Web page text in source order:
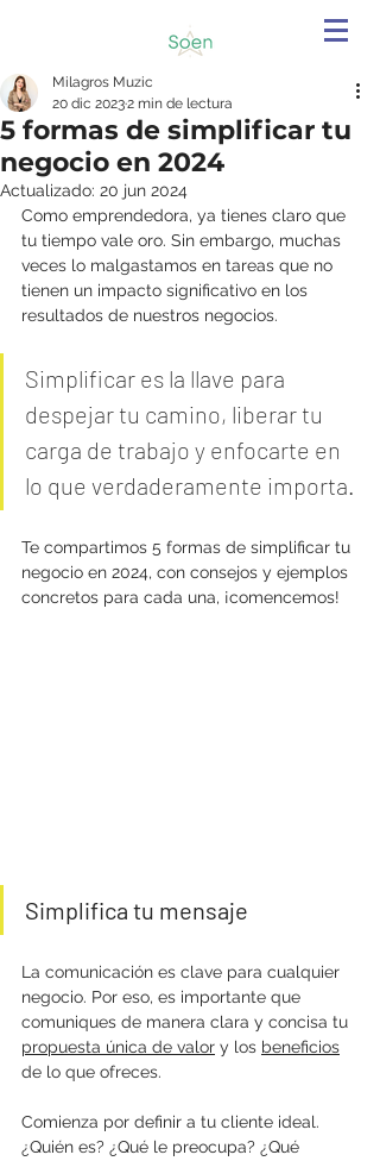
5 formas de simplificar tu
negocio en 2024
Milagros Muzic
20 dic 20232 min de lectura
Actualizado: 20 jun 2024
Como emprendedora, ya tienes claro que
tu tiempo vale oro. Sin embargo, muchas
veces lo malgastamos en tareas que no
tienen un impacto significativo en los
resultados de nuestros negocios.
Simplificar es la llave para
despejar tu camino, liberar tu
carga de trabajo y enfocarte en
lo que verdaderamente importa.
Te compartimos 5 formas de simplificar tu
negocio en 2024, con consejos y ejemplos
concretos para cada una, ¡comencemos!
Simplifica tu mensaje
La comunicación es clave para cualquier
negocio. Por eso, es importante que
comuniques de manera clara y concisa tu
propuesta única de valor y los beneficios
de lo que ofreces.
Comienza por definir a tu cliente ideal.
¿Quién es? ¿Qué le preocupa? ¿Qué